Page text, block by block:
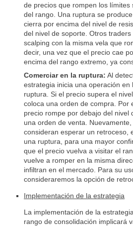
de precios que rompen los límites
del rango. Una ruptura se
cierra por encima del nivel de
del nivel de soporte. Otros
scalping con la misma vela que
decir, una vez que el precio cae
encima del rango extremo, ya
Comerciar en la ruptura: Al
estrategia inicia una operación en
ruptura. Si el precio supera el
coloca una orden de compra. Por
precio rompe por debajo del nivel
una orden de venta.
consideran esperar un retroceso,
una ruptura, para una mayor
que el precio vuelva a visitar el
vuelve a romper en la misma
infiltran en el mercado. Para su
consideraremos la opción de
Implementación de la estrategia
La implementación de la
rango de consolidación implicará